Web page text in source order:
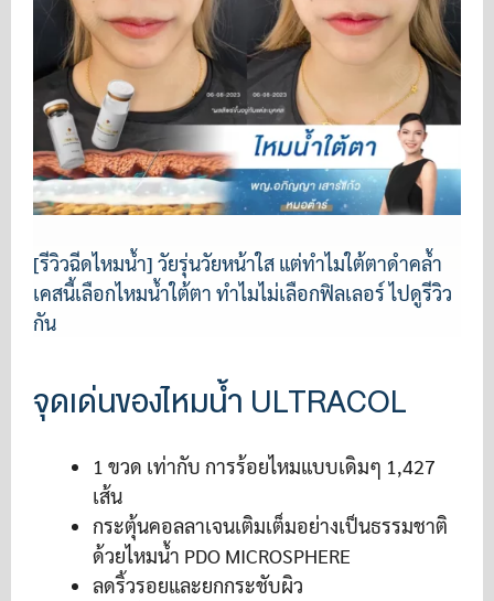
[รีวิวฉีดไหมน้ำ] วัยรุ่นวัยหน้าใส แต่ทำไมใต้ตาดำคล้ำ
เคสนี้เลือกไหมน้ำใต้ตา ทำไมไม่เลือกฟิลเลอร์ ไปดูรีวิว
กัน
จุดเด่นของไหมน้ำ ULTRACOL
1 ขวด เท่ากับ การร้อยไหมแบบเดิมๆ 1,427
เส้น
กระตุ้นคอลลาเจนเติมเต็มอย่างเป็นธรรมชาติ
ด้วยไหมน้ำ PDO MICROSPHERE
ลดริ้วรอยและยกกระชับผิว